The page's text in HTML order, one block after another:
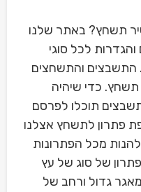
תשחץ? באתר שלנו
לכל סוגי
התשבצים והתשחצים
תשחץ. כדי שיהיה
תוכלו לפרסם
פתרון לתשחץ אצלנו
מכל הפתרונות
של סוג של עץ
גדול ורחב של